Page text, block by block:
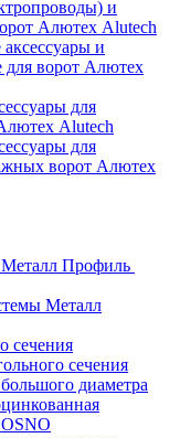
и
Алютех Alutech
и
для ворот Алютех
для
Alutech
для
ворот Алютех
Профиль
Металл
сечения
сечения
диаметра